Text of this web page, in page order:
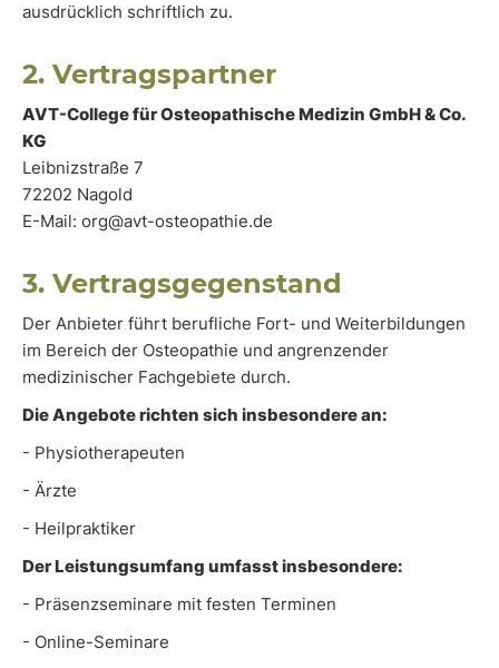
ausdrücklich schriftlich zu.
2. Vertragspartner
AVT-College für Osteopathische Medizin GmbH & Co.
KG
Leibnizstraße 7
72202 Nagold
E-Mail: org@avt-osteopathie.de
3. Vertragsgegenstand
Der Anbieter führt berufliche Fort- und Weiterbildungen
im Bereich der Osteopathie und angrenzender
medizinischer Fachgebiete durch.
Die Angebote richten sich insbesondere an:
- Physiotherapeuten
- Ärzte
- Heilpraktiker
Der Leistungsumfang umfasst insbesondere:
- Präsenzseminare mit festen Terminen
- Online-Seminare